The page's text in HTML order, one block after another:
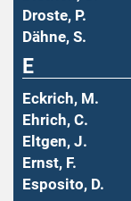
Droste, P.
Dähne, S.
E
Eckrich, M.
Ehrich, C.
Eltgen, J.
Ernst, F.
Esposito, D.